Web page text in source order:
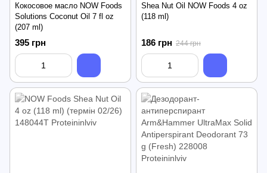
Кокосовое масло NOW Foods
Solutions Coconut Oil 7 fl oz
(207 ml)
395 грн
Shea Nut Oil NOW Foods 4 oz
(118 ml)
186 грн 244 грн